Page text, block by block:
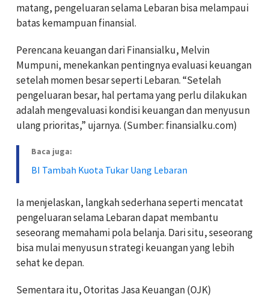
matang, pengeluaran selama Lebaran bisa melampaui
batas kemampuan finansial.
Perencana keuangan dari Finansialku, Melvin
Mumpuni, menekankan pentingnya evaluasi keuangan
setelah momen besar seperti Lebaran. “Setelah
pengeluaran besar, hal pertama yang perlu dilakukan
adalah mengevaluasi kondisi keuangan dan menyusun
ulang prioritas,” ujarnya. (Sumber: finansialku.com)
Baca juga:
BI Tambah Kuota Tukar Uang Lebaran
Ia menjelaskan, langkah sederhana seperti mencatat
pengeluaran selama Lebaran dapat membantu
seseorang memahami pola belanja. Dari situ, seseorang
bisa mulai menyusun strategi keuangan yang lebih
sehat ke depan.
Sementara itu, Otoritas Jasa Keuangan (OJK)